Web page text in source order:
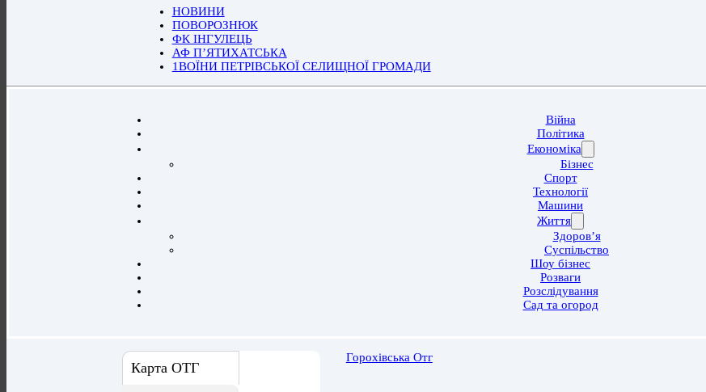
НОВИНИ
ПОВОРОЗНЮК
ФК ІНГУЛЕЦЬ
АФ П’ЯТИХАТСЬКА
1ВОЇНИ ПЕТРІВСЬКОЇ СЕЛИЩНОЇ ГРОМАДИ
Війна
Політика
Економіка
Бізнес
Спорт
Технології
Машини
Життя
Здоров’я
Суспільство
Шоу бізнес
Розваги
Розслідування
Сад та огород
Карта ОТГ
Горохівська Отг